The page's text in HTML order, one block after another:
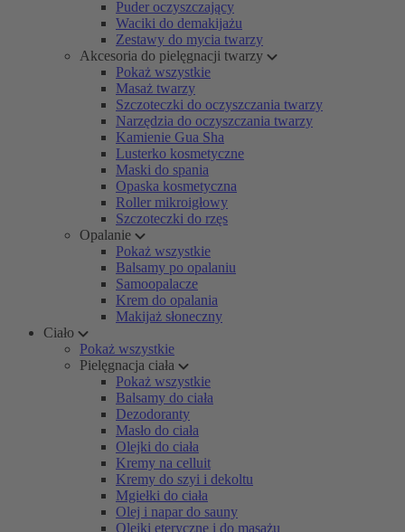
Puder oczyszczający
Waciki do demakijażu
Zestawy do mycia twarzy
Akcesoria do pielęgnacji twarzy
Pokaż wszystkie
Masaż twarzy
Szczoteczki do oczyszczania twarzy
Narzędzia do oczyszczania twarzy
Kamienie Gua Sha
Lusterko kosmetyczne
Maski do spania
Opaska kosmetyczna
Roller mikroigłowy
Szczoteczki do rzęs
Opalanie
Pokaż wszystkie
Balsamy po opalaniu
Samoopalacze
Krem do opalania
Makijaż słoneczny
Ciało
Pokaż wszystkie
Pielęgnacja ciała
Pokaż wszystkie
Balsamy do ciała
Dezodoranty
Masło do ciała
Olejki do ciała
Kremy na celluit
Kremy do szyi i dekoltu
Mgiełki do ciała
Olej i napar do sauny
Olejki eteryczne i do masażu